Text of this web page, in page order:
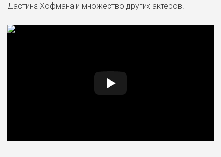
Дастина Хофмана и множество других актеров.